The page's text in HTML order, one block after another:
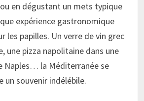
en dégustant un mets typique
expérience gastronomique
les papilles. Un verre de vin grec
une pizza napolitaine dans une
Naples… la Méditerranée se
un souvenir indélébile.